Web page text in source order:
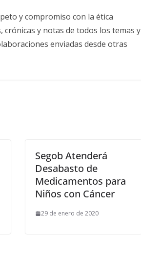
y compromiso con la ética
y notas de todos los temas y
enviadas desde otras
Segob Atenderá
Desabasto de
Medicamentos para
Niños con Cáncer
29 de enero de 2020